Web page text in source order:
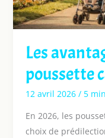
Les
poussette
12 avril 2026 / 5
En 2026, les
choix de